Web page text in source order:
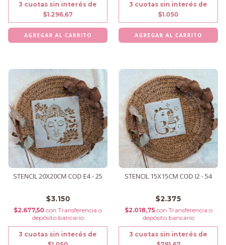
3 cuotas sin interés de
$1.296,67
3 cuotas sin interés de
$1.050
STENCIL 20X20CM COD E4 - 25
$3.150
$2.677,50 con Transferencia o
depósito bancario
3 cuotas sin interés de
STENCIL 15X15CM COD I2 - 54
$2.375
$2.018,75 con Transferencia o
depósito bancario
3 cuotas sin interés de